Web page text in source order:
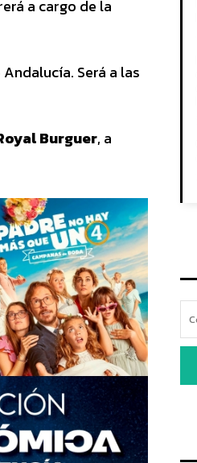
a cargo de la
Será a las
Burguer, a